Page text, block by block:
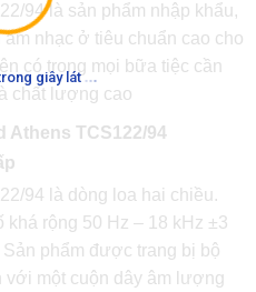
giây lát...
94 là sản phẩm nhập khẩu,
nhạc ở tiêu chuẩn cao cho
có trong mọi bữa tiệc cần
chất lượng cao
TCS122/94
94 là dòng loa hai chiều.
rộng 50 Hz – 18 kHz ±3
phẩm được trang bị bộ
với một cuộn dây âm lượng